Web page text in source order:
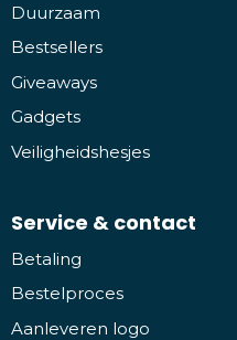
Duurzaam
Bestsellers
Giveaways
Gadgets
Veiligheidshesjes
Service & contact
Betaling
Bestelproces
Aanleveren logo